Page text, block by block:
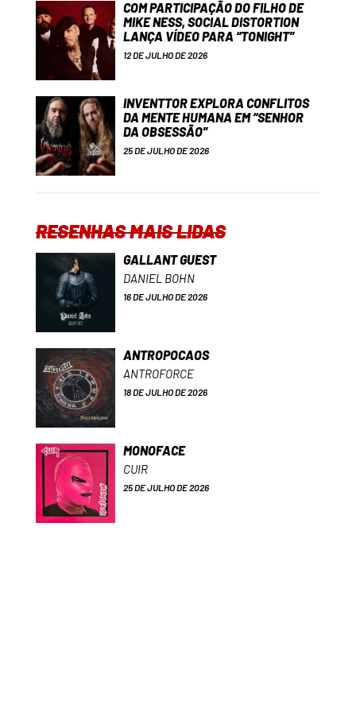
COM PARTICIPAÇÃO DO FILHO DE
MIKE NESS, SOCIAL DISTORTION
LANÇA VÍDEO PARA “TONIGHT”
12 DE JULHO DE 2026
INVENTTOR EXPLORA CONFLITOS
DA MENTE HUMANA EM “SENHOR
DA OBSESSÃO”
25 DE JULHO DE 2026
RESENHAS MAIS LIDAS
GALLANT GUEST
DANIEL BOHN
16 DE JULHO DE 2026
ANTROPOCAOS
ANTROFORCE
18 DE JULHO DE 2026
MONOFACE
CUIR
25 DE JULHO DE 2026